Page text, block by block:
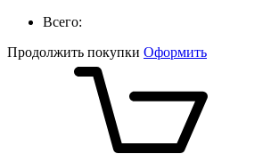
Всего:
Продолжить покупки Оформить